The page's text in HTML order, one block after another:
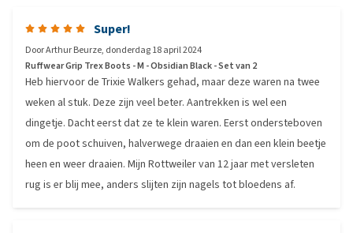
Super!
DoorArthur Beurze, donderdag 18 april 2024
Ruffwear Grip Trex Boots - M - Obsidian Black - Set van 2
Heb hiervoor de Trixie Walkers gehad, maar deze waren na twee
weken al stuk. Deze zijn veel beter. Aantrekken is wel een
dingetje. Dacht eerst dat ze te klein waren. Eerst ondersteboven
om de poot schuiven, halverwege draaien en dan een klein beetje
heen en weer draaien. Mijn Rottweiler van 12 jaar met versleten
rug is er blij mee, anders slijten zijn nagels tot bloedens af.